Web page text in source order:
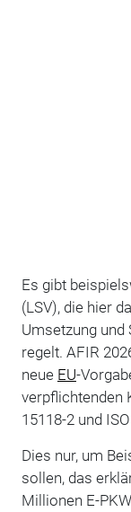
Es gibt
(LSV), die hier
Umsetzung und
regelt. AFIR
neue EU-
verpflichtenden
15118-2 und
Dies nur, um
sollen, das
Millionen E-